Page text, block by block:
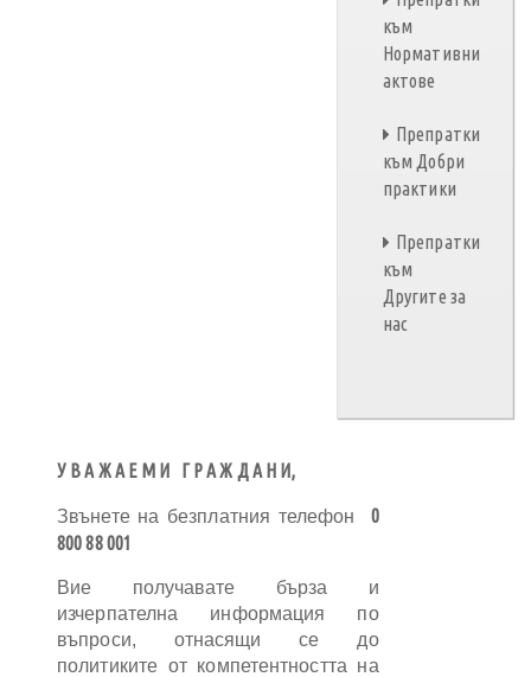
към
Нормативни
актове
Препратки
към Добри
практики
Препратки
към
Другите за
нас
У В А Ж А Е М И Г Р А Ж Д А Н И,
Звънете на безплатния телефон 0
800 88 001
Вие получавате бърза и
изчерпателна информация по
въпроси, отнасящи се до
политиките от компетентността на